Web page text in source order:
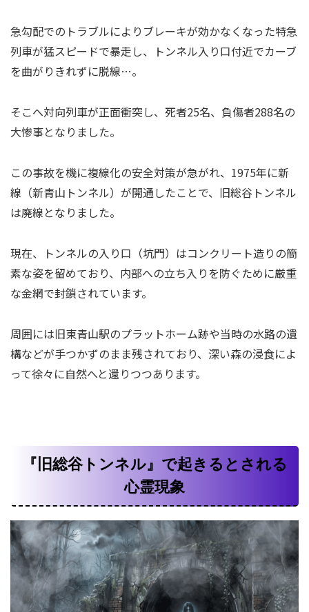
急勾配でのトラブルによりブレーキが効かなくなった特急
列車が猛スピードで暴走し、トンネル入り口付近でカーブ
を曲がりきれずに脱線…。
そこへ対向列車が正面衝突し、死者25名、負傷者288名の
大惨事となりました。
この事故を機に複線化の安全対策が急がれ、1975年に新
線（新青山トンネル）が開通したことで、旧総谷トンネル
は廃線となりました。
現在、トンネルの入り口（坑門）はコンクリート造りの簡
素な姿を留めており、内部への立ち入りを防ぐために厳重
な金網で封鎖されています。
周囲には旧東青山駅のプラットホーム跡や当時の水路の遺
構などが手つかずのまま残されており、深い森の浸食によ
って徐々に自然へと還りつつあります。
『旧総谷トンネル』で起きるとされる
心霊現象